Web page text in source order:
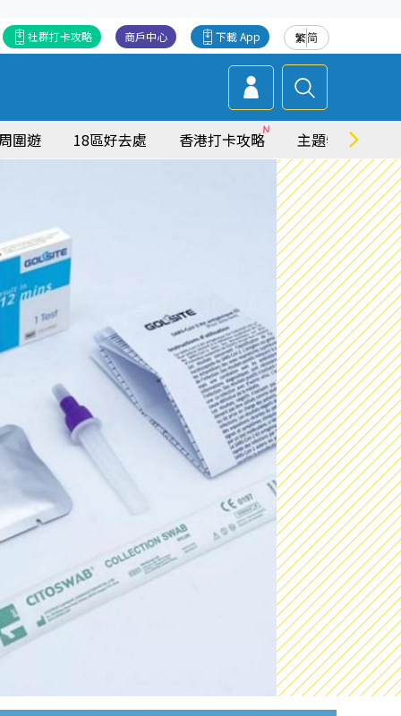
繁简
下載 App
商戶中心
社群打卡攻略
圍遊 18區好去處 香港打卡攻略 主題特集